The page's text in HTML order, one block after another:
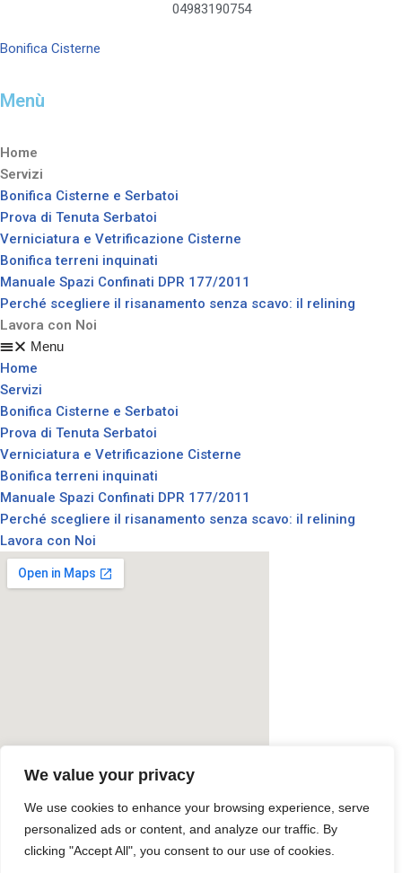
We value your privacy
We use cookies to enhance your browsing experience, serve
personalized ads or content, and analyze our traffic. By
clicking "Accept All", you consent to our use of cookies.
04983190754
Bonifica Cisterne
Menù
Home
Servizi
Bonifica Cisterne e Serbatoi
Prova di Tenuta Serbatoi
Verniciatura e Vetrificazione Cisterne
Bonifica terreni inquinati
Manuale Spazi Confinati DPR 177/2011
Perché scegliere il risanamento senza scavo: il relining
Lavora con Noi
Menu
Home
Servizi
Bonifica Cisterne e Serbatoi
Prova di Tenuta Serbatoi
Verniciatura e Vetrificazione Cisterne
Bonifica terreni inquinati
Manuale Spazi Confinati DPR 177/2011
Perché scegliere il risanamento senza scavo: il relining
Lavora con Noi
© All rights reserved dal 2015